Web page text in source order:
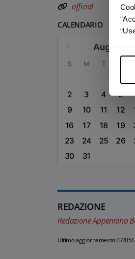
official
CALENDARIO
August
S M T
2
3 4 5
9
10 11 12
16
17 18 19
23
24 25 26
30
31
REDAZIONE
Redazione Appennino
Ultimo aggiornamento 07/05/